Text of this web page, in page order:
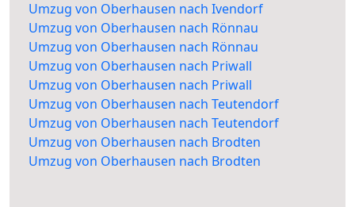
Umzug von Oberhausen nach Ivendorf
Umzug von Oberhausen nach Rönnau
Umzug von Oberhausen nach Rönnau
Umzug von Oberhausen nach Priwall
Umzug von Oberhausen nach Priwall
Umzug von Oberhausen nach Teutendorf
Umzug von Oberhausen nach Teutendorf
Umzug von Oberhausen nach Brodten
Umzug von Oberhausen nach Brodten